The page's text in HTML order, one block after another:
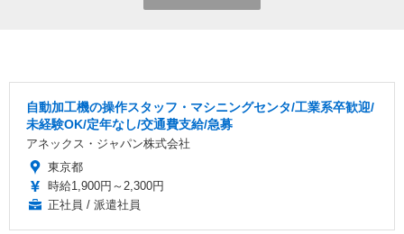
自動加工機の操作スタッフ・マシニングセンタ/工業系卒歓迎/
未経験OK/定年なし/交通費支給/急募
アネックス・ジャパン株式会社
東京都
時給1,900円～2,300円
正社員 / 派遣社員